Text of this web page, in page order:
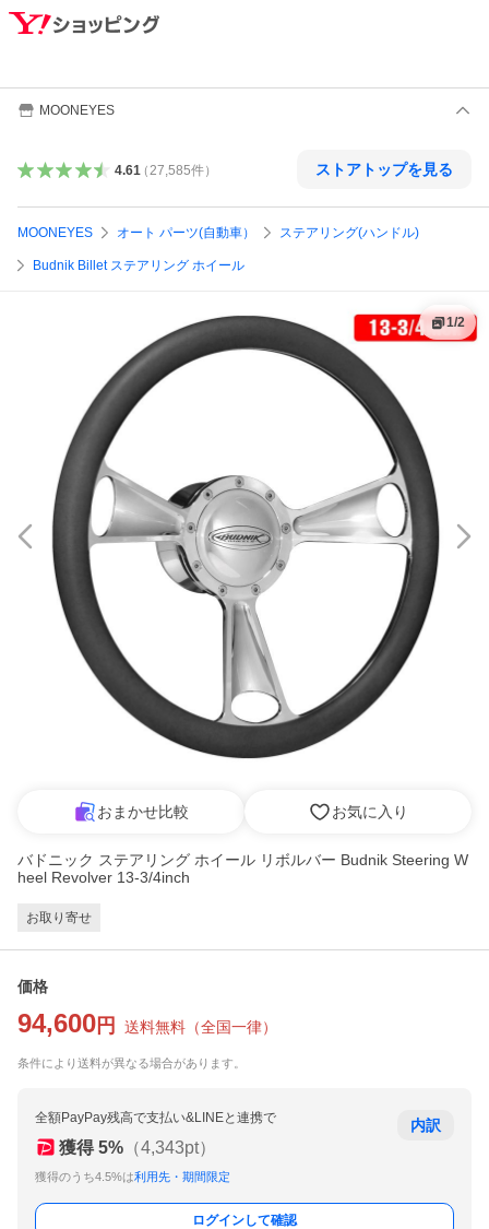
MOONEYES
4.61（ 27,585件） ストアトップを見る
MOONEYES オート パーツ(自動車） ステアリング(ハンドル)
Budnik Billet ステアリング ホイール
1/2
おまかせ比較 お気に入り
バドニック ステアリング ホイール リボルバー Budnik Steering W
heel Revolver 13-3/4inch
お取り寄せ
価格
94,600 円 送料無料 （全国一律）
条件により送料が異なる場合があります。
全額PayPay残高で支払い&LINEと連携で
獲得 5% （4,343pt）
獲得のうち4.5%は利用先・期間限定
内訳
ログインして確認